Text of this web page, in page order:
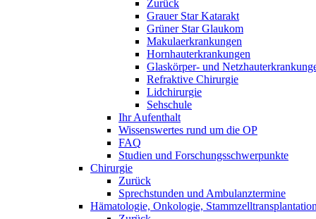
Zurück
Grauer Star Katarakt
Grüner Star Glaukom
Makulaerkrankungen
Hornhauterkrankungen
Glaskörper- und
Refraktive Chirurgie
Lidchirurgie
Sehschule
Ihr Aufenthalt
Wissenswertes rund um die OP
FAQ
Studien und Forschungsschwerpunkte
Chirurgie
Zurück
Sprechstunden und Ambulanztermine
Hämatologie, Onkologie,